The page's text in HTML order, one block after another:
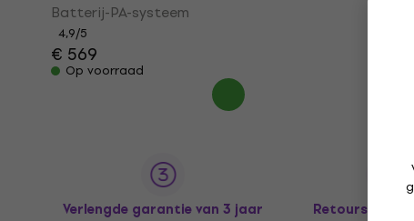
Batterij-PA-systeem
4,9/5
€ 569
Op voorraad
Verlengde garantie van 3 jaar Retours tot